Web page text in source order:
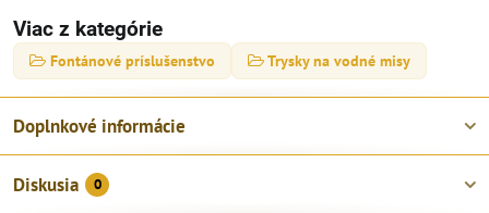
Viac z kategórie
Fontánové príslušenstvo Trysky na vodné misy
Doplnkové informácie
Diskusia 0